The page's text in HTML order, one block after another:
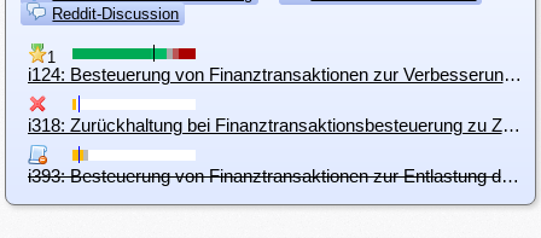
Reddit-Discussion
1
i124: Besteuerung von Finanztransaktionen zur Verbesserung der Wettbewerbssituation in der Realwirtschaft
i318: Zurückhaltung bei Finanztransaktionsbesteuerung zu Zeiten negativer Realzinsen.
i393: Besteuerung von Finanztransaktionen zur Entlastung der Steuern auf Einkommen aus Arbeit